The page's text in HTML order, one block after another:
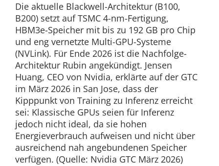
Die aktuelle Blackwell-Architektur (B100,
B200) setzt auf TSMC 4-nm-Fertigung,
HBM3e-Speicher mit bis zu 192 GB pro Chip
und eng vernetzte Multi-GPU-Systeme
(NVLink). Für Ende 2026 ist die Nachfolge-
Architektur Rubin angekündigt. Jensen
Huang, CEO von Nvidia, erklärte auf der GTC
im März 2026 in San Jose, dass der
Kipppunkt von Training zu Inferenz erreicht
sei: Klassische GPUs seien für Inferenz
jedoch nicht ideal, da sie hohen
Energieverbrauch aufweisen und nicht über
ausreichend nah angebundenen Speicher
verfügen. (Quelle: Nvidia GTC März 2026)